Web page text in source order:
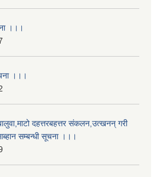
।।।
।।।
दहत्तरबहत्तर संकलन,उत्खनन् गरी
सम्बन्धी सूचना ।।।